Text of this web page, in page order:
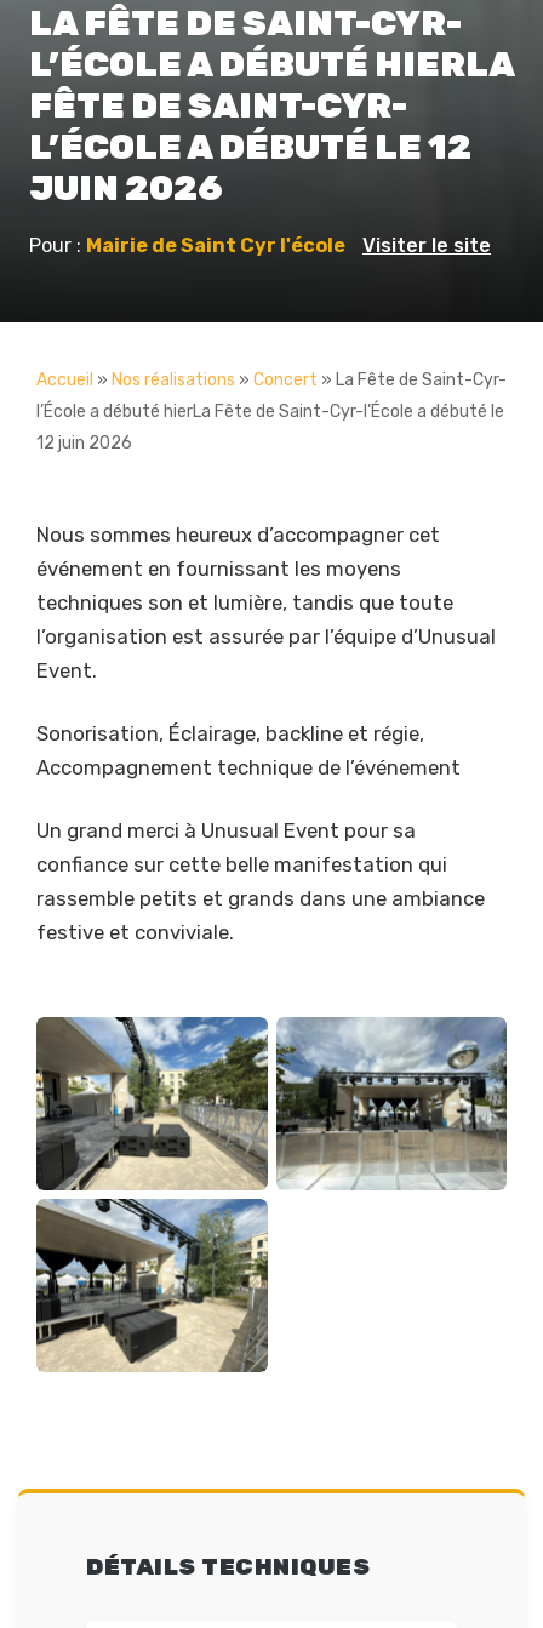
LA FÊTE DE SAINT-CYR-
L’ÉCOLE A DÉBUTÉ HIERLA
FÊTE DE SAINT-CYR-
L’ÉCOLE A DÉBUTÉ LE 12
JUIN 2026
Pour : Mairie de Saint Cyr l'école Visiter le site
Accueil » Nos réalisations » Concert » La Fête de Saint-Cyr-
l’École a débuté hierLa Fête de Saint-Cyr-l’École a débuté le
12 juin 2026
Nous sommes heureux d’accompagner cet
événement en fournissant les moyens
techniques son et lumière, tandis que toute
l’organisation est assurée par l’équipe d’Unusual
Event.
Sonorisation, Éclairage, backline et régie,
Accompagnement technique de l’événement
Un grand merci à Unusual Event pour sa
confiance sur cette belle manifestation qui
rassemble petits et grands dans une ambiance
festive et conviviale.
DÉTAILS TECHNIQUES